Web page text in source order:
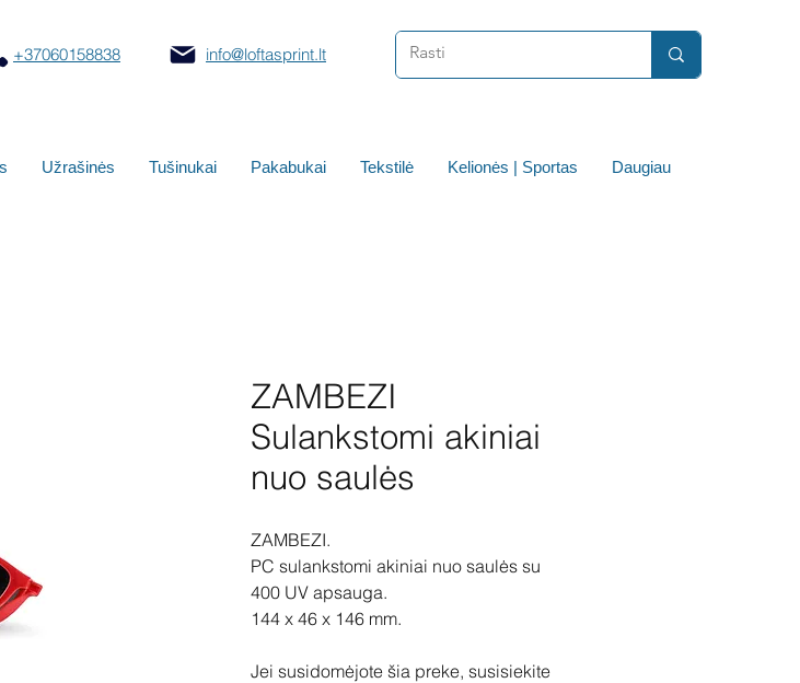
+37060158838 info@loftasprint.lt
Užrašinės Tušinukai Pakabukai Tekstilė Kelionės | Sportas Daugiau
ZAMBEZI
Sulankstomi akiniai
nuo saulės
ZAMBEZI.
PC sulankstomi akiniai nuo saulės su
400 UV apsauga.
144 x 46 x 146 mm.
Jei susidomėjote šia preke, susisiekite